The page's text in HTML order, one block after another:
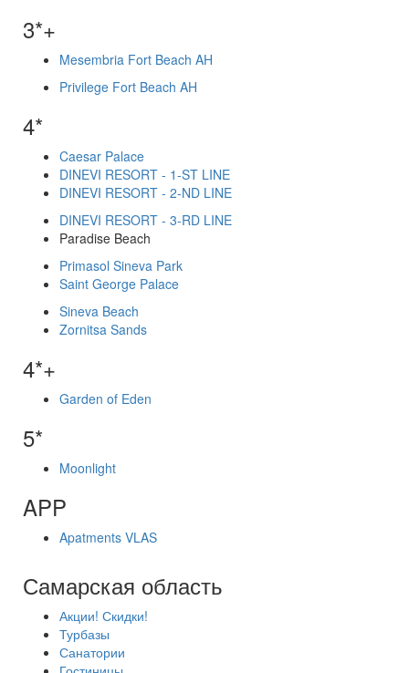
3*+
Mesembria Fort Beach AH
Privilege Fort Beach AH
4*
Caesar Palace
DINEVI RESORT - 1-ST LINE
DINEVI RESORT - 2-ND LINE
DINEVI RESORT - 3-RD LINE
Paradise Beach
Primasol Sineva Park
Saint George Palace
Sineva Beach
Zornitsa Sands
4*+
Garden of Eden
5*
Moonlight
APP
Apatments VLAS
Самарская область
Акции! Скидки!
Турбазы
Санатории